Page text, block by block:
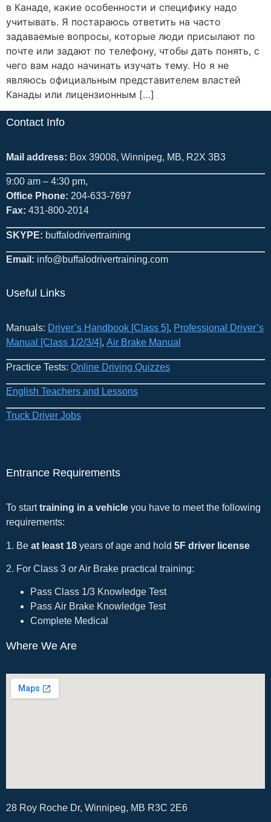
в Канаде, какие особенности и специфику надо
учитывать. Я постараюсь ответить на часто
задаваемые вопросы, которые люди присылают по
почте или задают по телефону, чтобы дать понять, с
чего вам надо начинать изучать тему. Но я не
являюсь официальным представителем властей
Канады или лицензионным […]
Contact Info
Mail address: Box 39008, Winnipeg, MB, R2X 3B3
9:00 am – 4:30 pm,
Office Phone: 204-633-7697
Fax: 431-800-2014
SKYPE: buffalodrivertraining
Email: info@buffalodrivertraining.com
Useful Links
Manuals: Driver’s Handbook [Class 5]​, Professional Driver’s
Manual [Class 1/2/3/4], Air Brake Manual
Practice Tests: Online Driving Quizzes
English Teachers and Lessons
Truck Driver Jobs
Entrance Requirements
To starttraining in a vehicle you have to meet the following
requirements:
1. Be at least 18 years of age and hold 5F driver license
2. For Class 3 or Air Brake practical training:
Pass Class 1/3 Knowledge Test
Pass Air Brake Knowledge Test
Complete Medical
Where We Are
28 Roy Roche Dr, Winnipeg, MB R3C 2E6